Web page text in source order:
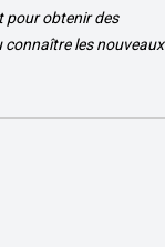
pour obtenir des
les nouveaux